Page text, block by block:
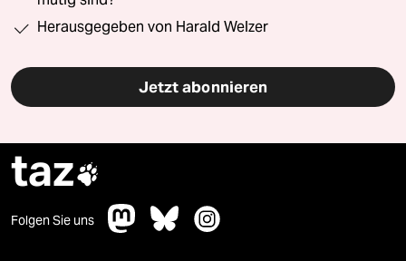
Herausgegeben von Harald Welzer
Jetzt abonnieren
taz
Folgen Sie uns